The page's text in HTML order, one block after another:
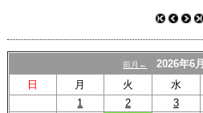
U-12
前月← 2026年6月
日 月 火 水
1
2 3